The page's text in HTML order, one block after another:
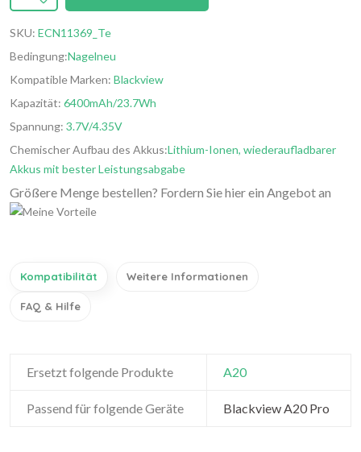
SKU: ECN11369_Te
Bedingung:Nagelneu
Kompatible Marken: Blackview
Kapazität: 6400mAh/23.7Wh
Spannung: 3.7V/4.35V
Chemischer Aufbau des Akkus:Lithium-Ionen, wiederaufladbarer
Akkus mit bester Leistungsabgabe
Größere Menge bestellen? Fordern Sie hier ein Angebot an
Kompatibilität Weitere Informationen
FAQ & Hilfe
Ersetzt folgende Produkte A20
Passend für folgende Geräte Blackview A20 Pro